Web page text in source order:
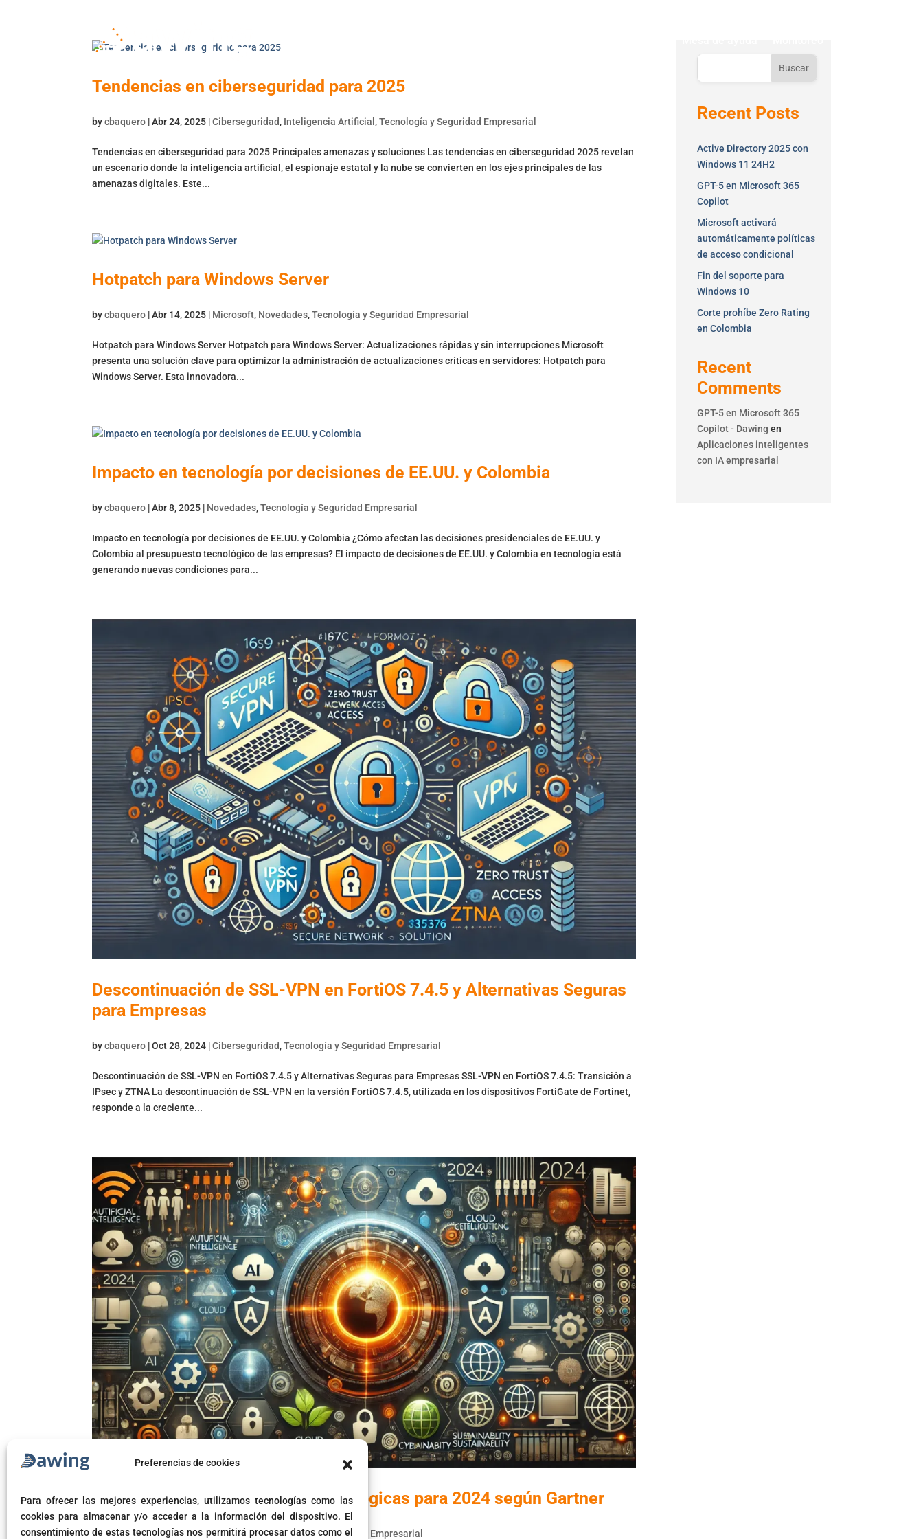
Preferencias de cookies
Para ofrecer las mejores experiencias, utilizamos tecnologías como las
cookies para almacenar y/o acceder a la información del dispositivo. El
consentimiento de estas tecnologías nos permitirá procesar datos como el
Tendencias en ciberseguridad para 2025
bycbaquero |Abr 24, 2025 |Ciberseguridad, Inteligencia Artificial ,Tecnología y Seguridad Empresarial
Tendencias en ciberseguridad para 2025 Principales amenazas y soluciones Las tendencias en ciberseguridad 2025 revelan
un escenario donde la inteligencia artificial, el espionaje estatal y la nube se convierten en los ejes principales de las
amenazas digitales. Este...
Hotpatch para Windows Server
bycbaquero |Abr 14, 2025 | Microsoft, Novedades,Tecnología y Seguridad Empresarial
Hotpatch para Windows Server Hotpatch para Windows Server: Actualizaciones rápidas y sin interrupciones Microsoft
presenta una solución clave para optimizar la administración de actualizaciones críticas en servidores: Hotpatch para
Windows Server. Esta innovadora...
Impacto en tecnología por decisiones de EE.UU. y Colombia
bycbaquero |Abr 8, 2025 | Novedades,Tecnología y Seguridad Empresarial
Impacto en tecnología por decisiones de EE.UU. y Colombia ¿Cómo afectan las decisiones presidenciales de EE.UU. y
Colombia al presupuesto tecnológico de las empresas? El impacto de decisiones de EE.UU. y Colombia en tecnología está
generando nuevas condiciones para...
Descontinuación de SSL-VPN en FortiOS 7.4.5 y Alternativas Seguras
para Empresas
bycbaquero |Oct 28, 2024 |Ciberseguridad,Tecnología y Seguridad Empresarial
Descontinuación de SSL-VPN en FortiOS 7.4.5 y Alternativas Seguras para Empresas SSL-VPN en FortiOS 7.4.5: Transición a
IPsec y ZTNA La descontinuación de SSL-VPN en la versión FortiOS 7.4.5, utilizada en los dispositivos FortiGate de Fortinet,
responde a la creciente...
Las Principales Tendencias Tecnológicas para 2024 según Gartner
by cbaquero|Oct 18, 2024|Novedades,Tecnología y Seguridad Empresarial
Buscar
Recent Posts
Active Directory 2025 con
Windows 11 24H2
GPT-5 en Microsoft 365
Copilot
Microsoft activará
automáticamente políticas
de acceso condicional
Fin del soporte para
Windows 10
Corte prohíbe Zero Rating
en Colombia
Recent
Comments
GPT-5 en Microsoft 365
Copilot - Dawing en
Aplicaciones inteligentes
con IA empresarial